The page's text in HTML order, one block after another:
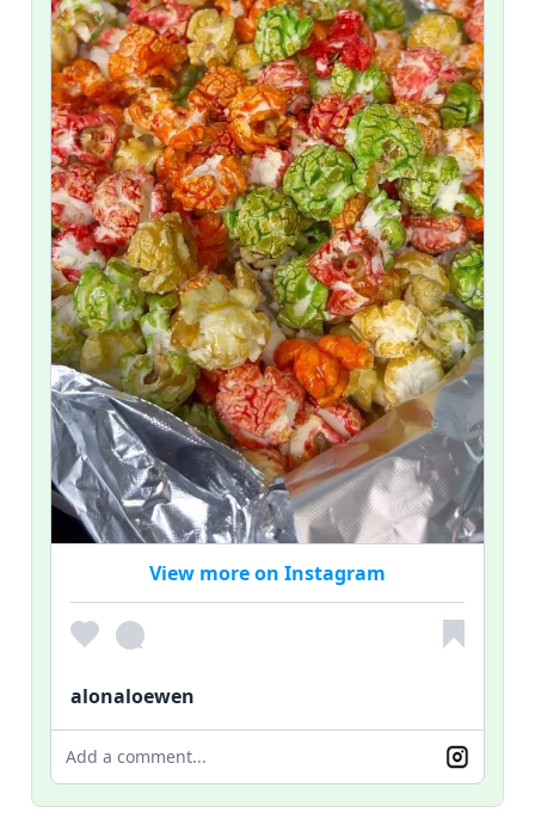
View more on Instagram
alonaloewen
Add a comment...